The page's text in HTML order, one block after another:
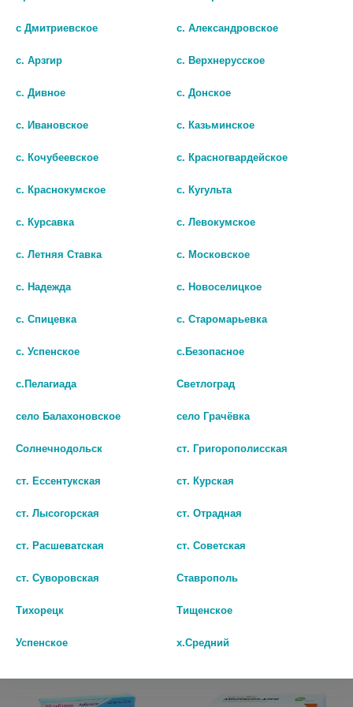
нет в наличии
В КОРЗИНУ
25
В КОРЗИНУ
АМБРОКСОЛ 30МГ. №20 ТАБ.
АМБРОКСОЛ 30МГ. №20 ТАБ.
с Дмитриевское с. Александровское
с. Арзгир с. Верхнерусское
с. Дивное с. Донское
с. Ивановское с. Казьминское
с. Кочубеевское с. Красногвардейское
с. Краснокумское с. Кугульта
с. Курсавка с. Левокумское
с. Летняя Ставка с. Московское
с. Надежда с. Новоселицкое
с. Спицевка с. Старомарьевка
с. Успенское с.Безопасное
с.Пелагиада Светлоград
село Балахоновское село Грачёвка
Солнечнодольск ст. Григорополисская
ст. Ессентукская ст. Курская
ст. Лысогорская ст. Отрадная
ст. Расшеватская ст. Советская
ст. Суворовская Ставрополь
Тихорецк Тищенское
Успенское х.Средний